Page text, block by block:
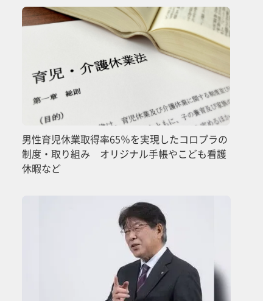
男性育児休業取得率65％を実現したコロプラの
制度・取り組み オリジナル手帳やこども看護
休暇など